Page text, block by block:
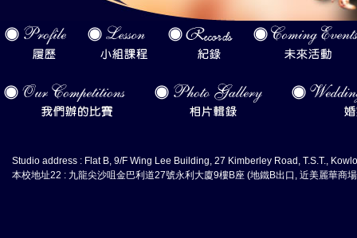
Studio address : Flat B, 9/F Wing Lee Building, 27 Kimberley Road, T.S.T.,
本校地址22 : 九龍尖沙咀金巴利道27號永利大廈9樓B座 (地鐵B出口, 近美麗華商